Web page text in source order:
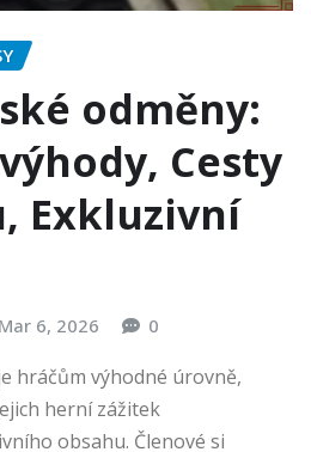
odměny:
Cesty
Exkluzivní
Mar 6, 2026 0
hráčům výhodné úrovně,
herní zážitek
obsahu. Členové si